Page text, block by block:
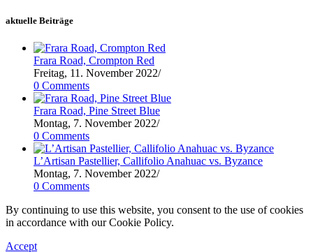
aktuelle Beiträge
Frara Road, Crompton Red
Freitag, 11. November 2022/
0 Comments
Frara Road, Pine Street Blue
Montag, 7. November 2022/
0 Comments
L’Artisan Pastellier, Callifolio Anahuac vs. Byzance
Montag, 7. November 2022/
0 Comments
By continuing to use this website, you consent to the use of cookies
in accordance with our Cookie Policy.
Accept